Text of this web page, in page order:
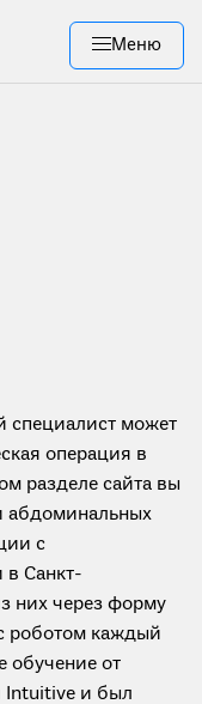
Меню
специалист может
операция в
разделе сайта вы
абдоминальных
с
в Санкт-
них через форму
роботом каждый
обучение от
Intuitive и был